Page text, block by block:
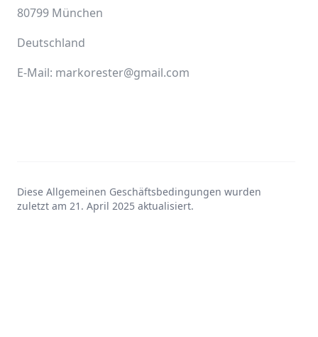
80799 München
Deutschland
E-Mail: markorester@gmail.com
Diese Allgemeinen Geschäftsbedingungen wurden
zuletzt am 21. April 2025 aktualisiert.